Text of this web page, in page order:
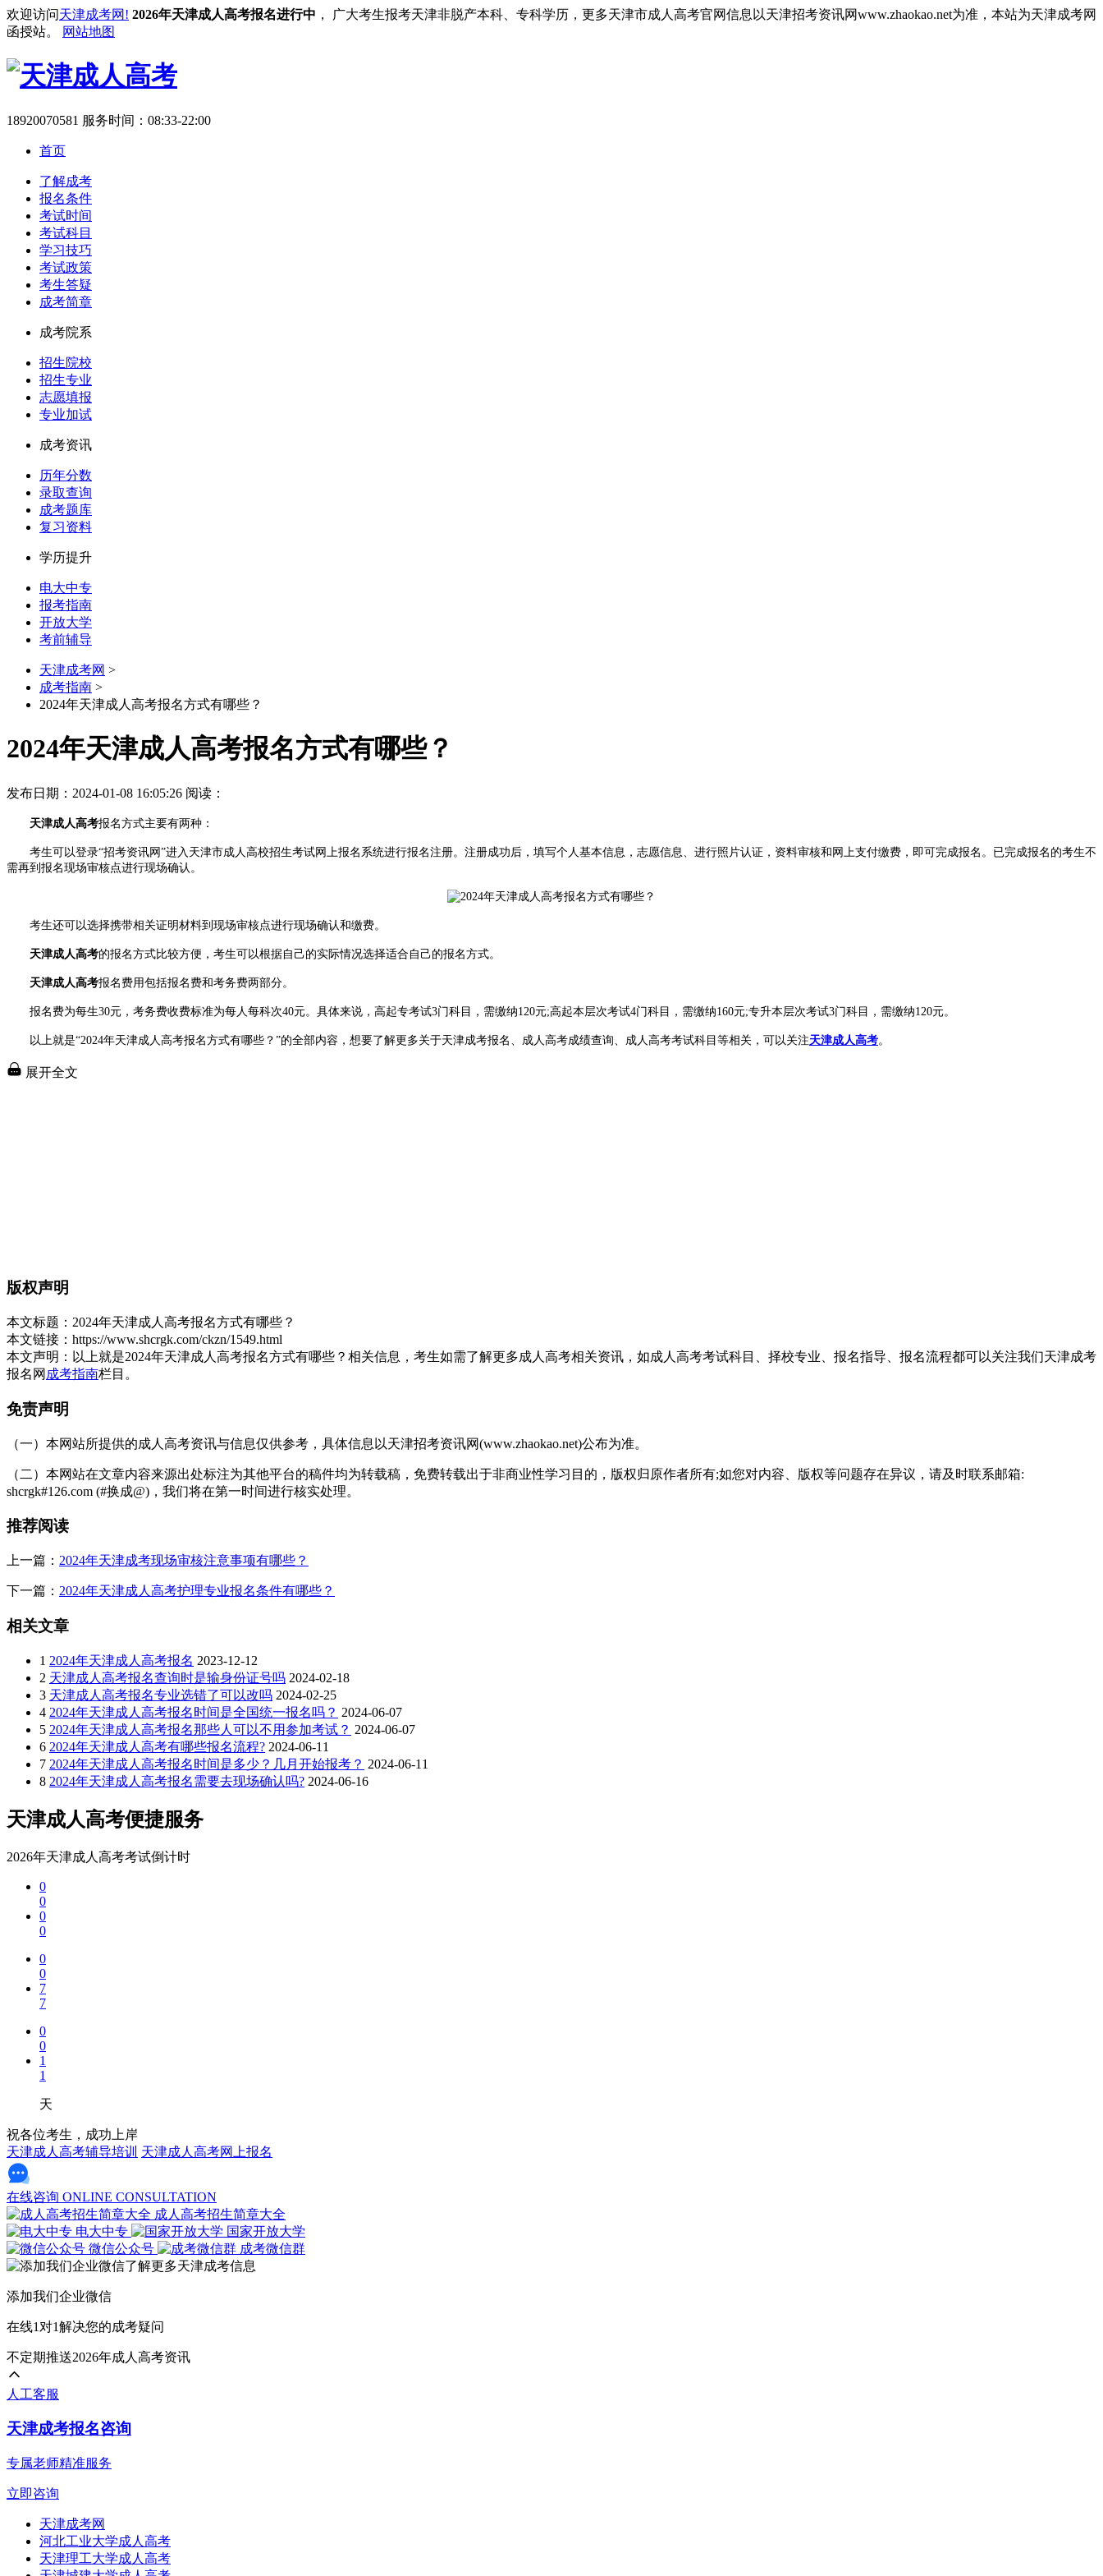
欢迎访问天津成考网! 2026年天津成人高考报名进行中 ， 广大考生报考天津非脱产本科、专科学历，更多天津市成人高考官网信息以天津招考资讯网www.zhaokao.net为准，本站为天津成考网
函授站。
网站地图
18920070581 服务时间：08:33-22:00
首页
了解成考
报名条件
考试时间
考试科目
学习技巧
考试政策
考生答疑
成考简章
成考院系
招生院校
招生专业
志愿填报
专业加试
成考资讯
历年分数
录取查询
成考题库
复习资料
学历提升
电大中专
报考指南
开放大学
考前辅导
天津成考网 >
成考指南 >
2024年天津成人高考报名方式有哪些？
2024年天津成人高考报名方式有哪些？
发布日期：2024-01-08 16:05:26 阅读：
天津成人高考报名方式主要有两种：
考生可以登录“招考资讯网”进入天津市成人高校招生考试网上报名系统进行报名注册。注册成功后，填写个人基本信息，志愿信息、进行照片认证，资料审核和网上支付缴费，即可完成报名。已完成报名的考生不
需再到报名现场审核点进行现场确认。
考生还可以选择携带相关证明材料到现场审核点进行现场确认和缴费。
天津成人高考的报名方式比较方便，考生可以根据自己的实际情况选择适合自己的报名方式。
天津成人高考报名费用包括报名费和考务费两部分。
报名费为每生30元，考务费收费标准为每人每科次40元。具体来说，高起专考试3门科目，需缴纳120元;高起本层次考试4门科目，需缴纳160元;专升本层次考试3门科目，需缴纳120元。
以上就是“2024年天津成人高考报名方式有哪些？”的全部内容，想要了解更多关于天津成考报名、成人高考成绩查询、成人高考考试科目等相关，可以关注天津成人高考。
展开全文
版权声明
本文标题： 2024年天津成人高考报名方式有哪些？
本文链接： https://www.shcrgk.com/ckzn/1549.html
本文声明： 以上就是2024年天津成人高考报名方式有哪些？相关信息，考生如需了解更多成人高考相关资讯，如成人高考考试科目、择校专业、报名指导、报名流程都可以关注我们天津成考
报名网 成考指南栏目。
免责声明
（一）本网站所提供的成人高考资讯与信息仅供参考，具体信息以天津招考资讯网(www.zhaokao.net)公布为准。
（二）本网站在文章内容来源出处标注为其他平台的稿件均为转载稿，免费转载出于非商业性学习目的，版权归原作者所有;如您对内容、版权等问题存在异议，请及时联系邮箱:
shcrgk#126.com (#换成@)，我们将在第一时间进行核实处理。
推荐阅读
上一篇： 2024年天津成考现场审核注意事项有哪些？
下一篇： 2024年天津成人高考护理专业报名条件有哪些？
相关文章
1 2024年天津成人高考报名 2023-12-12
2 天津成人高考报名查询时是输身份证号吗 2024-02-18
3 天津成人高考报名专业选错了可以改吗 2024-02-25
4 2024年天津成人高考报名时间是全国统一报名吗？ 2024-06-07
5 2024年天津成人高考报名那些人可以不用参加考试？ 2024-06-07
6 2024年天津成人高考有哪些报名流程? 2024-06-11
7 2024年天津成人高考报名时间是多少？几月开始报考？ 2024-06-11
8 2024年天津成人高考报名需要去现场确认吗? 2024-06-16
天津成人高考便捷服务
2026年天津成人高考考试倒计时
0
0
0
0
0
0
7
7
0
0
1
1
天
祝各位考生，成功上岸
天津成人高考辅导培训 天津成人高考网上报名
在线咨询 ONLINE CONSULTATION
成人高考招生简章大全
电大中专
国家开放大学
微信公众号
成考微信群
添加我们企业微信
在线1对1解决您的成考疑问
不定期推送2026年成人高考资讯
人工客服
天津成考报名咨询
专属老师精准服务
立即咨询
天津成考网
河北工业大学成人高考
天津理工大学成人高考